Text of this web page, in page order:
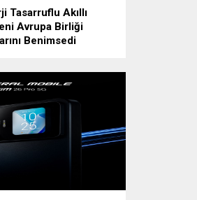
Tasarruflu Akıllı
Avrupa Birliği
Benimsedi